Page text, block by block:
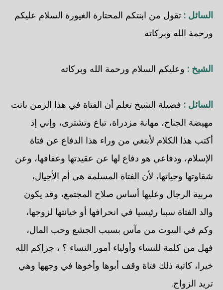
السائل : تقول من ابنتكم المحتارة الغيورة السلام عليكم
ورحمة الله وبركاته
الشيخ : وعليكم السلام ورحمة الله وبركاته
السائل : فضيلة الشيخ تعلم أن الفتاة في هذا الزمن باتت
مهيضة الجناح، مهانة مزدراة، تباع وتشترى، وإني إذ
أكتب هذا الكلام لأبتغي من وراء هذا الدفاع عن فتاة
الإسلام، ودفاعي هو دفاع لها عن عقيدتها وعفافها، وعن
شقاوتها وحياتها، لأن الفتاة المسلمة هي أم الأجيال،
مربية الرجال وعليها أساس صلاح المجتمع، وقد يكون
والد الفتاة سببا رئيسيا في انحرافها أو خيانتها لزوجها،
وكم في البيوت من مآس بسبب الجشع وحب المال،
فهل من كلمة للنساء وأولياء أمور النساء ؟ ، جزاكم الله
خيرا، كاتبة ذلك فتاة وقف أبوها وأخوها في وجهها وهي
تريد الزواج.